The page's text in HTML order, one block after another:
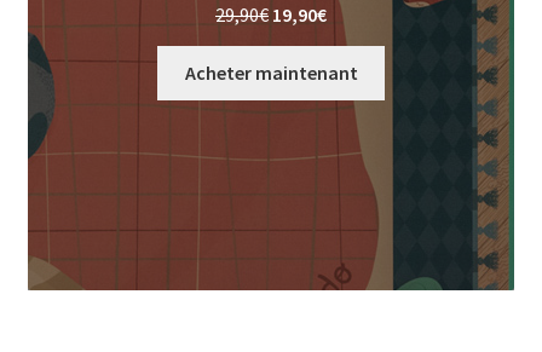
29,90€ Le
initial
était :
29,90€.
19,90€Le
prix
actuel
est :
19,90€.
Acheter maintenant